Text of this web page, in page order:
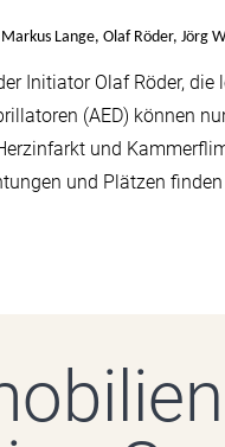
Lange, Olaf Röder, Jörg
Initiator Olaf Röder,
(AED) können
und
und Plätzen